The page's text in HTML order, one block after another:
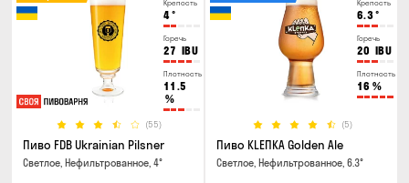
Крепость
4°
Горечь
27 IBU
Плотность
11.5
%
(55)
Пиво FDB Ukrainian Pilsner
Светлое, Нефильтрованное, 4°
Крепость
6.3°
Горечь
20 IBU
Плотность
16 %
(5)
Пиво KLEПКА Golden Ale
Светлое, Нефильтрованное, 6.3°